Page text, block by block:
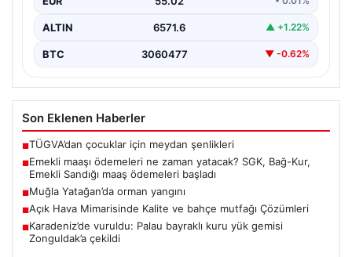
ALTIN 6571.6 ▲ +1.22%
BTC 3060477 ▼ -0.62%
Son Eklenen Haberler
■TÜGVA’dan çocuklar için meydan şenlikleri
■Emekli maaşı ödemeleri ne zaman yatacak? SGK, Bağ-Kur,
Emekli Sandığı maaş ödemeleri başladı
■Muğla Yatağan’da orman yangını
■Açık Hava Mimarisinde Kalite ve bahçe mutfağı Çözümleri
■Karadeniz’de vuruldu: Palau bayraklı kuru yük gemisi
Zonguldak’a çekildi